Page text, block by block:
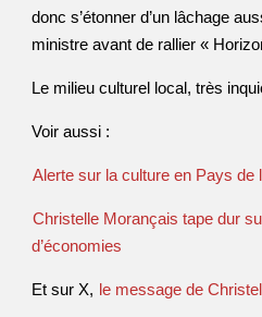
donc s’étonner d’un lâchage
ministre avant de rallier «
Le milieu culturel local, très
Voir aussi :
Alerte sur la culture en Pays de
Christelle Morançais tape dur
d’économies
Et sur X, le message de